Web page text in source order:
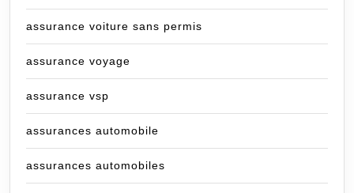
assurance voiture sans permis
assurance voyage
assurance vsp
assurances automobile
assurances automobiles